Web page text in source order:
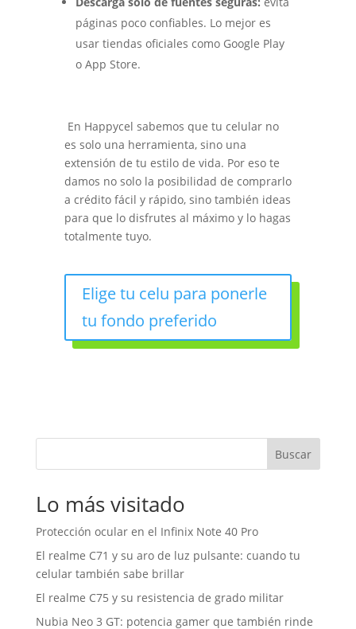
páginas poco confiables. Lo mejor es
usar tiendas oficiales como Google Play
o App Store.
En Happycel sabemos que tu celular no
es solo una herramienta, sino una
extensión de tu estilo de vida. Por eso te
damos no solo la posibilidad de comprarlo
a crédito fácil y rápido, sino también ideas
para que lo disfrutes al máximo y lo hagas
totalmente tuyo.
Elige tu celu para ponerle
tu fondo preferido
Buscar
Lo más visitado
Protección ocular en el Infinix Note 40 Pro
El realme C71 y su aro de luz pulsante: cuando tu
celular también sabe brillar
El realme C75 y su resistencia de grado militar
Nubia Neo 3 GT: potencia gamer que también rinde